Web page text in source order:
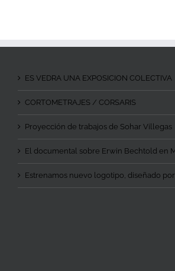
ES VEDRA UNA EXPOSICION COLECTIVA
CORTOMETRAJES / CORSARIS
Proyección de trabajos de Sohar Villegas
El documental sobre Erwin Bechtold en
Estrenamos nuevo logotipo, diseñado